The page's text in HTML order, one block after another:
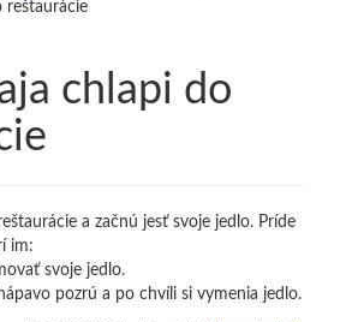
reštaurácie
chlapi do
a začnú jesť svoje jedlo. Príde
im:
svoje jedlo.
pozrú a po chvíli si vymenia jedlo.